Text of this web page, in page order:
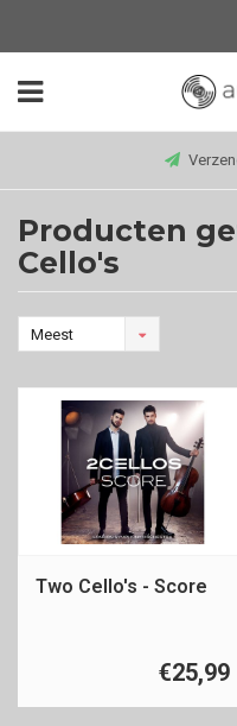
Producten
Cello's
Meest
Two Cello's - Score
€25,99